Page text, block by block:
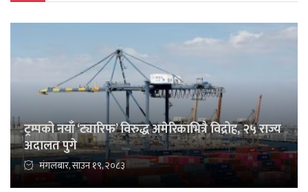
ट्रम्पको नयाँ ‘ट्यारिफ’ विरुद्ध अमेरिकाभित्रै विद्रोह, २५ राज्य
अदालत पुगे
मंगलबार, साउन १९, २०८३